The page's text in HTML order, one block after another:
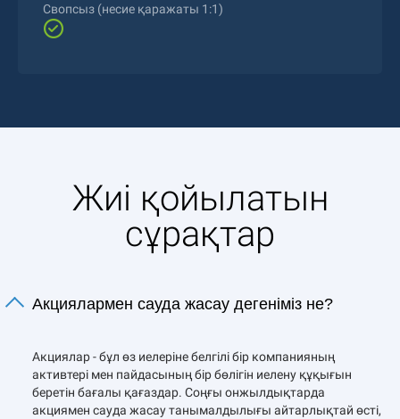
Свопсыз (несие қаражаты 1:1)
Жиі қойылатын
сұрақтар
Акциялармен сауда жасау дегеніміз не?
Акциялар - бұл өз иелеріне белгілі бір компанияның
активтері мен пайдасының бір бөлігін иелену құқығын
беретін бағалы қағаздар. Соңғы онжылдықтарда
акциямен сауда жасау танымалдылығы айтарлықтай өсті,